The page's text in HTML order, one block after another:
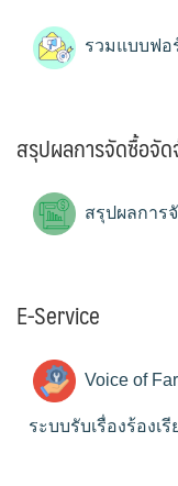
รวมแบบฟอ
สรุปผลการจัดซื้อจั
สรุปผลการ
E-Service
Voice of
ระบบรับเรื่องร้องเ